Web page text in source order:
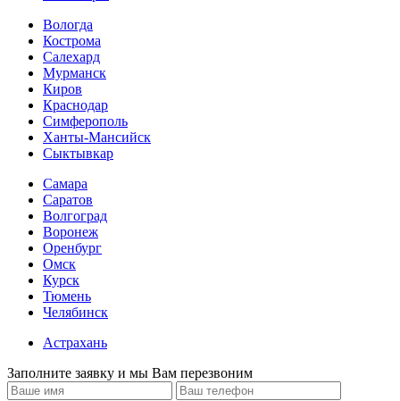
Вологда
Кострома
Салехард
Мурманск
Киров
Краснодар
Симферополь
Ханты-Мансийск
Сыктывкар
Самара
Саратов
Волгоград
Воронеж
Оренбург
Омск
Курск
Тюмень
Челябинск
Астрахань
Заполните заявку и мы Вам перезвоним